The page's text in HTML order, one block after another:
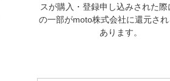
スが購入・登録申し込みされた際
の一部がmoto株式会社に還元さ
あります。